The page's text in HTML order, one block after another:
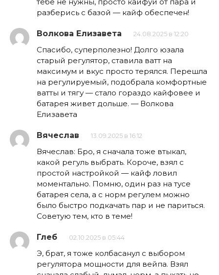
разберись с базой — кайф обеспечен!
Волкова Елизавета 24.08.2025 в 12:20
Спасибо, суперполезно! Долго юзала
старый регулятор, ставила ватт на
максимум и вкус просто терялся. Перешла
на регулируемый, подобрала комфортные
ватты и тягу — стало гораздо кайфовее и
батарея живет дольше. — Волкова
Елизавета
Вячеслав 13.09.2025 в 16:12
Вячеслав: Бро, я сначала тоже втыкал,
какой регуль выбрать. Короче, взял с
простой настройкой — кайф ловил
моментально. Помню, один раз на тусе
батарея села, а с норм регулем можно
было быстро подкачать пар и не париться.
Советую тем, кто в теме!
Глеб 02.10.2025 в 05:44
Э, брат, я тоже колбасанул с выбором
регулятора мощности для вейпа. Взял